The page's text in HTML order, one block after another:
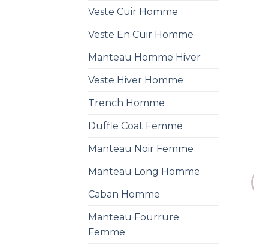
Veste Cuir Homme
Veste En Cuir Homme
Manteau Homme Hiver
Veste Hiver Homme
Trench Homme
Duffle Coat Femme
Manteau Noir Femme
Manteau Long Homme
Caban Homme
Manteau Fourrure
Femme